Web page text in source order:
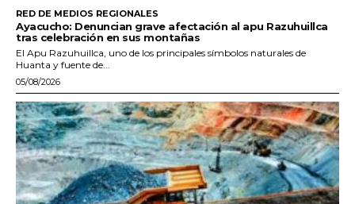
RED DE MEDIOS REGIONALES
Ayacucho: Denuncian grave afectación al apu Razuhuillca
tras celebración en sus montañas
El Apu Razuhuillca, uno de los principales símbolos naturales de
Huanta y fuente de...
05/08/2026